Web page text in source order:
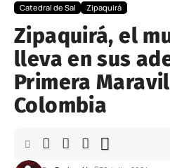
Catedral de Sal Zipaquirá
Zipaquirá, el
lleva en sus
Primera
Colombia